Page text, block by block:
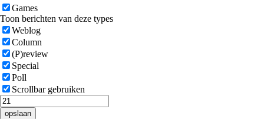
Games
Toon berichten van deze types
Weblog
Column
(P)review
Special
Poll
Scrollbar gebruiken
opslaan